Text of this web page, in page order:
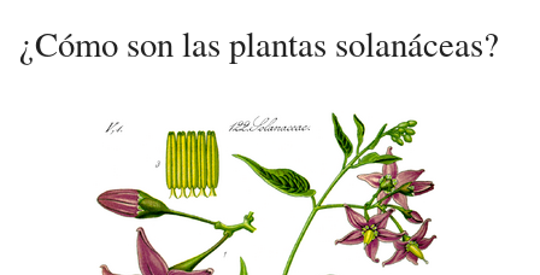
¿Cómo son las plantas solanáceas?